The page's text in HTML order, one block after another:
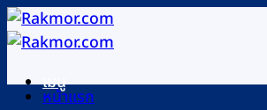
ข้าม
ไป
เนื้อหาเมนู
หน้าแรก